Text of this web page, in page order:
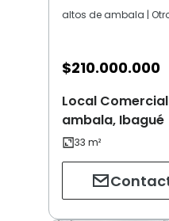
altos de ambala |
$210.000.000
Local
ambala, Ibagué